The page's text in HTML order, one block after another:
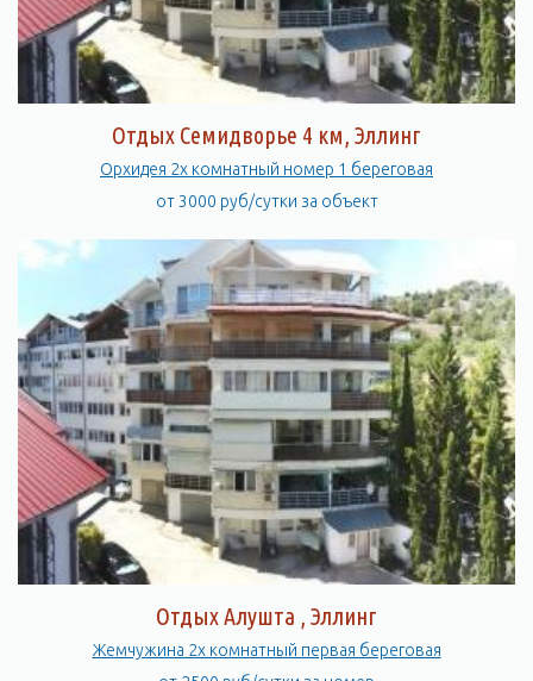
Отдых Семидворье 4 км, Эллинг
Орхидея 2х комнатный номер 1 береговая
от 3000 руб/сутки за объект
Отдых Алушта , Эллинг
Жемчужина 2х комнатный первая береговая